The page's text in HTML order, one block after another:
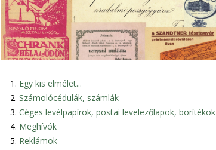
Egy kis elmélet...
Számolócédulák, számlák
Céges levélpapírok, postai levelezőlapok, borítékok
Meghívók
Reklámok